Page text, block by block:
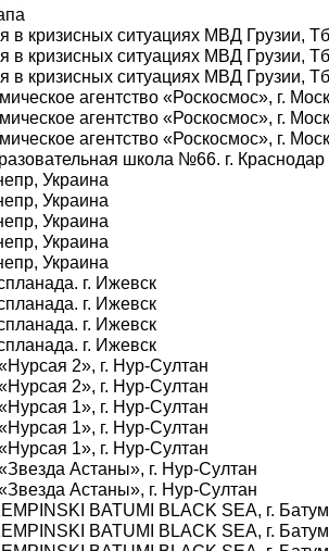
в кризисных ситуациях МВД Грузии,
в кризисных ситуациях МВД Грузии,
в кризисных ситуациях МВД Грузии,
агентство «Роскосмос», г.
агентство «Роскосмос», г.
агентство «Роскосмос», г.
школа №66. г. Краснодар
Украина
Украина
Украина
Украина
Украина
г. Ижевск
г. Ижевск
г. Ижевск
г. Ижевск
2», г. Нур-Султан
2», г. Нур-Султан
1», г. Нур-Султан
1», г. Нур-Султан
1», г. Нур-Султан
Астаны», г. Нур-Султан
Астаны», г. Нур-Султан
BATUMI BLACK SEA, г.
BATUMI BLACK SEA, г.